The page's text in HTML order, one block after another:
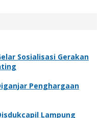
Sosialisasi Gerakan
Penghargaan
Lampung